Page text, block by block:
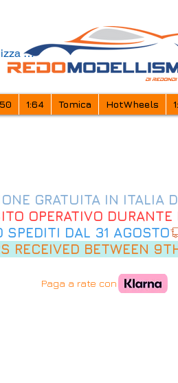
Visualizza punti
1:64 Tomica HotWheels
DAL 31 AGOSTO
RECEIVED BETWEEN
Paga a rate con